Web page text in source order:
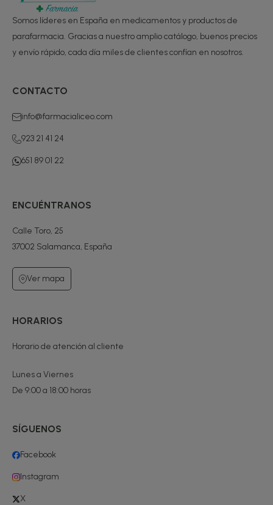
Somos líderes en España en medicamentos y productos de
parafarmacia. Gracias a nuestro amplio catálogo, buenos precios
y envío rápido, cada día miles de clientes confían en nosotros.
CONTACTO
info@farmacialiceo.com
923 21 41 24
651 89 01 22
ENCUÉNTRANOS
Calle Toro, 25
37002 Salamanca, España
Ver mapa
HORARIOS
Horario de atención al cliente
Lunes a Viernes
De 9:00 a 18:00 horas
SÍGUENOS
Facebook
Instagram
X